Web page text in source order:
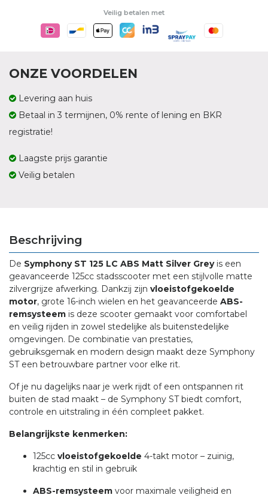
Veilig betalen met
ONZE VOORDELEN
Levering aan huis
Betaal in 3 termijnen, 0% rente of lening en BKR
registratie!
Laagste prijs garantie
Veilig betalen
Beschrijving
De Symphony ST 125 LC ABS Matt Silver Greyis een
geavanceerde 125cc stadsscooter met een stijlvolle matte
zilvergrijze afwerking. Dankzij zijn vloeistofgekoelde
motor, grote 16-inch wielen en het geavanceerde ABS-
remsysteem is deze scooter gemaakt voor comfortabel
en veilig rijden in zowel stedelijke als buitenstedelijke
omgevingen. De combinatie van prestaties,
gebruiksgemak en modern design maakt deze Symphony
ST een betrouwbare partner voor elke rit.
Of je nu dagelijks naar je werk rijdt of een ontspannen rit
buiten de stad maakt – de Symphony ST biedt comfort,
controle en uitstraling in één compleet pakket.
Belangrijkste kenmerken:
125cc vloeistofgekoelde 4-takt motor – zuinig,
krachtig en stil in gebruik
ABS-remsysteem voor maximale veiligheid en